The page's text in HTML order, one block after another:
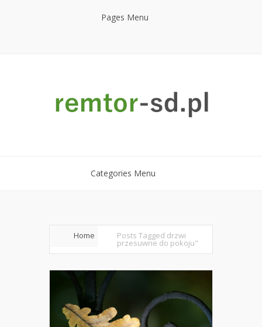
Pages Menu
Categories Menu
Home Posts Tagged drzwi
przesuwne do pokoju"